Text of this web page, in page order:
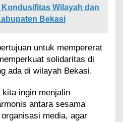
Wilayah dan
Bekasi
untuk mempererat
solidaritas di
ada di wilayah Bekasi.
kita ingin menjalin
antara sesama
media, agar